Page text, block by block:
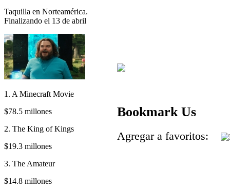
Taquilla en Norteamérica.
Finalizando el 13 de abril
1. A Minecraft Movie
$78.5 millones
2. The King of Kings
$19.3 millones
3. The Amateur
$14.8 millones
Bookmark Us
Agregar a favoritos: